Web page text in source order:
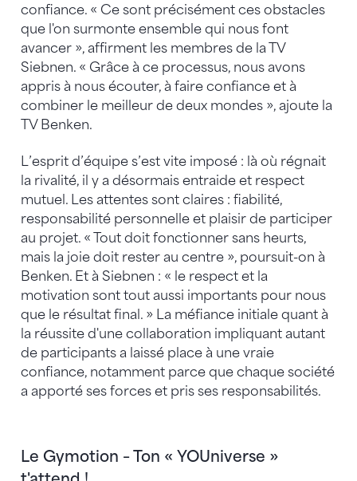
confiance. « Ce sont précisément ces obstacles
que l'on surmonte ensemble qui nous font
avancer », affirment les membres de la TV
Siebnen. « Grâce à ce processus, nous avons
appris à nous écouter, à faire confiance et à
combiner le meilleur de deux mondes », ajoute la
TV Benken.
L’esprit d’équipe s’est vite imposé : là où régnait
la rivalité, il y a désormais entraide et respect
mutuel. Les attentes sont claires : fiabilité,
responsabilité personnelle et plaisir de participer
au projet. « Tout doit fonctionner sans heurts,
mais la joie doit rester au centre », poursuit-on à
Benken. Et à Siebnen : « le respect et la
motivation sont tout aussi importants pour nous
que le résultat final. » La méfiance initiale quant à
la réussite d'une collaboration impliquant autant
de participants a laissé place à une vraie
confiance, notamment parce que chaque société
a apporté ses forces et pris ses responsabilités.
Le Gymotion – Ton « YOUniverse »